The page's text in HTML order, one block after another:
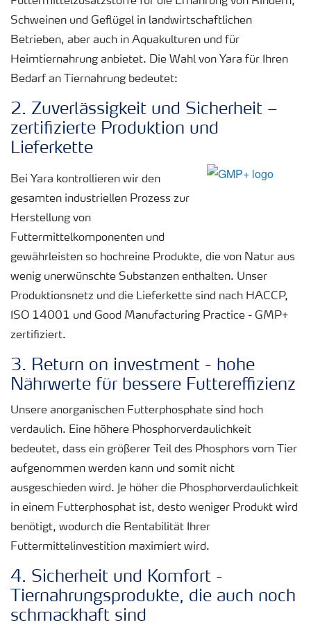
Schweinen und Geflügel in landwirtschaftlichen
Betrieben, aber auch in Aquakulturen und für
Heimtiernahrung anbietet. Die Wahl von Yara für Ihren
Bedarf an Tiernahrung bedeutet:
2. Zuverlässigkeit und Sicherheit –
zertifizierte Produktion und
Lieferkette
Bei Yara kontrollieren wir den
gesamten industriellen Prozess zur
Herstellung von
Futtermittelkomponenten und
gewährleisten so hochreine Produkte, die von Natur aus
wenig unerwünschte Substanzen enthalten. Unser
Produktionsnetz und die Lieferkette sind nach HACCP,
ISO 14001 und Good Manufacturing Practice - GMP+
zertifiziert.
3. Return on investment - hohe
Nährwerte für bessere Futtereffizienz
Unsere anorganischen Futterphosphate sind hoch
verdaulich. Eine höhere Phosphorverdaulichkeit
bedeutet, dass ein größerer Teil des Phosphors vom Tier
aufgenommen werden kann und somit nicht
ausgeschieden wird. Je höher die Phosphorverdaulichkeit
in einem Futterphosphat ist, desto weniger Produkt wird
benötigt, wodurch die Rentabilität Ihrer
Futtermittelinvestition maximiert wird.
4. Sicherheit und Komfort -
Tiernahrungsprodukte, die auch noch
schmackhaft sind